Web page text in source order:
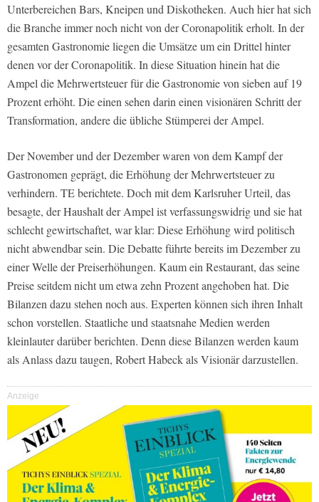
Unterbereichen Bars, Kneipen und Diskotheken. Auch hier hat sich
die Branche immer noch nicht von der Coronapolitik erholt. In der
gesamten Gastronomie liegen die Umsätze um ein Drittel hinter
denen vor der Coronapolitik. In diese Situation hinein hat die
Ampel die Mehrwertsteuer für die Gastronomie von sieben auf 19
Prozent erhöht. Die einen sehen darin einen visionären Schritt der
Transformation, andere die übliche Stümperei der Ampel.
Der November und der Dezember waren von dem Kampf der
Gastronomen geprägt, die Erhöhung der Mehrwertsteuer zu
verhindern. TE berichtete. Doch mit dem Karlsruher Urteil, das
besagte, der Haushalt der Ampel ist verfassungswidrig und sie hat
schlecht gewirtschaftet, war klar: Diese Erhöhung wird politisch
nicht abwendbar sein. Die Debatte führte bereits im Dezember zu
einer Welle der Preiserhöhungen. Kaum ein Restaurant, das seine
Preise seitdem nicht um etwa zehn Prozent angehoben hat. Die
Bilanzen dazu stehen noch aus. Experten können sich ihren Inhalt
schon vorstellen. Staatliche und staatsnahe Medien werden
kleinlauter darüber berichten. Denn diese Bilanzen werden kaum
als Anlass dazu taugen, Robert Habeck als Visionär darzustellen.
Anzeige